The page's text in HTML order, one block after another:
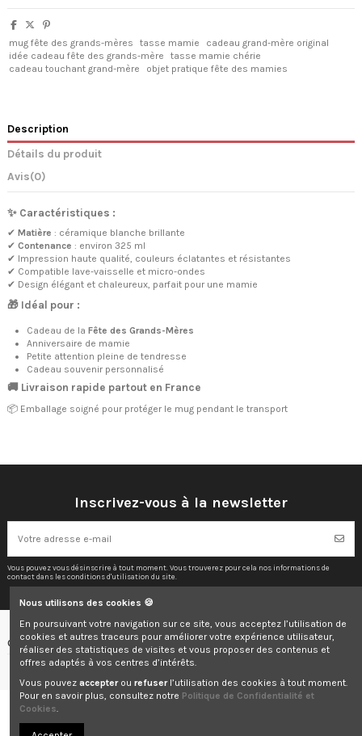
mug fête des grands-mères tasse mamie
cadeau grand-mère original
idée cadeau fête des grands-mère
tasse mamie chérie
cadeau touchant grand-mère
objet pratique fête des mamies
Description
Détails du produit
Avis(0)
✨ Caractéristiques :
✔ Matière : céramique blanche brillante
✔ Contenance : environ 325 ml
✔ Impression haute qualité, couleurs éclatantes et résistantes
✔ Compatible lave-vaisselle et micro-ondes
✔ Design élégant et chaleureux, parfait pour une mamie
🎁 Idéal pour :
Cadeau de la Fête des Grands-Mères
Anniversaire de mamie
Petite attention pleine de tendresse
Cadeau souvenir personnalisé
🚚 Livraison rapide partout en France
📦 Emballage soigné pour protéger le mug pendant le transport
Inscrivez-vous à la newsletter
Vous pouvez vous désinscrire à tout moment. Vous trouverez pour cela nos informations de
contact dans les conditions d'utilisation du site.
Contactez-nous
Nous utilisons des cookies 🍪
En poursuivant votre navigation sur ce site, vous acceptez l’utilisation de
cookies et autres traceurs pour améliorer votre expérience utilisateur,
réaliser des statistiques de visites et vous proposer des contenus et
offres adaptés à vos centres d’intérêts.
Vous pouvez accepterou refuserl’utilisation des cookies à tout moment.
Pour en savoir plus, consultez notre Politique de Confidentialité et
Cookies.